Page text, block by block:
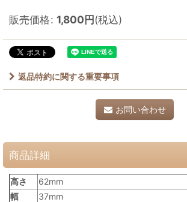
販売価格: 1,800円(税込)
返品特約に関する重要事項
お問い合わせ
商品詳細
高さ
62mm
幅
37mm